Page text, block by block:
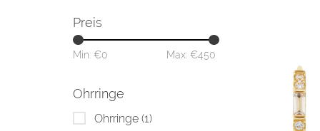
Preis
Min: €0 Max: €450
Ohrringe
Ohrringe (1)